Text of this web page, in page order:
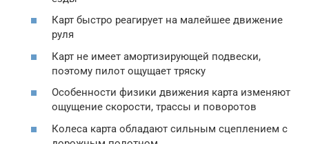
Карт быстро реагирует на малейшее движение
руля
Карт не имеет амортизирующей подвески,
поэтому пилот ощущает тряску
Особенности физики движения карта изменяют
ощущение скорости, трассы и поворотов
Колеса карта обладают сильным сцеплением с